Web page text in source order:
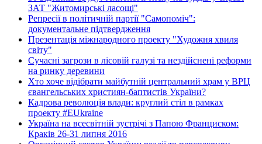
ЗАТ "Житомирські ласощі"
Репресії в політичній партії "Самопоміч":
документальне підтвердження
Презентація міжнародного проекту "Художня хвиля
світу"
Сучасні загрози в лісовій галузі та нездійснені реформи
на ринку деревини
Хто хоче відібрати майбутній центральний храм у ВРЦ
євангельських християн-баптистів України?
Кадрова революція влади: круглий стіл в рамках
проекту #EUkraine
Україна на всесвітній зустрічі з Папою Франциском:
Краків 26-31 липня 2016